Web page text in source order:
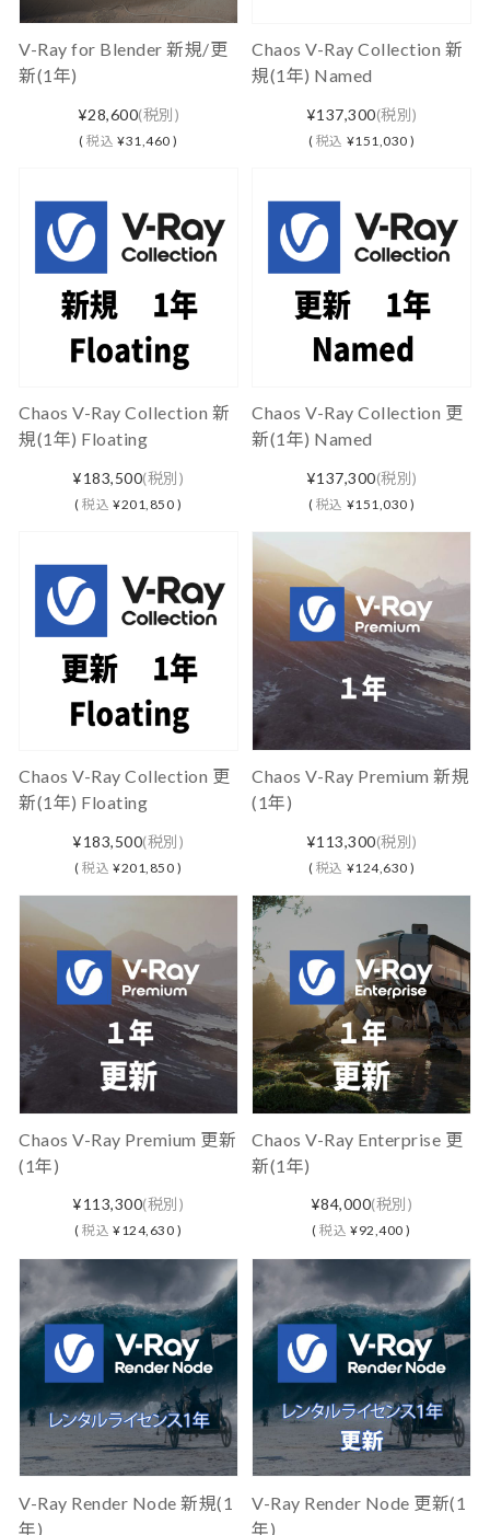
V-Ray for Blender 新規/更
新(1年)
¥28,600(税別)
(税込 ¥31,460 )
Chaos V-Ray Collection 新
規(1年) Named
¥137,300(税別)
( 税込 ¥151,030 )
Chaos V-Ray Collection 新
規(1年) Floating
¥183,500(税別)
(税込 ¥201,850 )
Chaos V-Ray Collection 更
新(1年) Named
¥137,300(税別)
( 税込 ¥151,030 )
Chaos V-Ray Collection 更
新(1年) Floating
¥183,500(税別)
(税込 ¥201,850 )
Chaos V-Ray Premium 新規
(1年)
¥113,300(税別)
( 税込 ¥124,630 )
Chaos V-Ray Premium 更新
(1年)
¥113,300(税別)
(税込 ¥124,630 )
Chaos V-Ray Enterprise 更
新(1年)
¥84,000(税別)
(税込 ¥92,400 )
V-Ray Render Node 新規(1
年)
V-Ray Render Node 更新(1
年)